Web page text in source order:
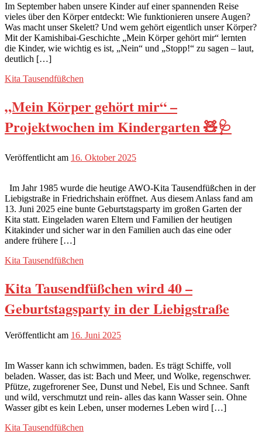
Im September haben unsere Kinder auf einer spannenden Reise
vieles über den Körper entdeckt: Wie funktionieren unsere Augen?
Was macht unser Skelett? Und wem gehört eigentlich unser Körper?
Mit der Kamishibai-Geschichte „Mein Körper gehört mir“ lernten
die Kinder, wie wichtig es ist, „Nein“ und „Stopp!“ zu sagen – laut,
deutlich […]
Kita Tausendfüßchen
„Mein Körper gehört mir“ –
Projektwochen im Kindergarten 🧸🩺
Veröffentlicht am 16. Oktober 2025
Im Jahr 1985 wurde die heutige AWO-Kita Tausendfüßchen in der
Liebigstraße in Friedrichshain eröffnet. Aus diesem Anlass fand am
13. Juni 2025 eine bunte Geburtstagsparty im großen Garten der
Kita statt. Eingeladen waren Eltern und Familien der heutigen
Kitakinder und sicher war in den Familien auch das eine oder
andere frühere […]
Kita Tausendfüßchen
Kita Tausendfüßchen wird 40 –
Geburtstagsparty in der Liebigstraße
Veröffentlicht am 16. Juni 2025
Im Wasser kann ich schwimmen, baden. Es trägt Schiffe, voll
beladen. Wasser, das ist: Bach und Meer, und Wolke, regenschwer.
Pfütze, zugefrorener See, Dunst und Nebel, Eis und Schnee. Sanft
und wild, verschmutzt und rein- alles das kann Wasser sein. Ohne
Wasser gibt es kein Leben, unser modernes Leben wird […]
Kita Tausendfüßchen